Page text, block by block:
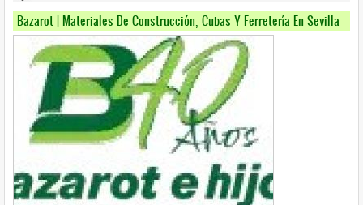
Bazarot | Materiales De Construcción, Cubas Y Ferretería En Sevilla